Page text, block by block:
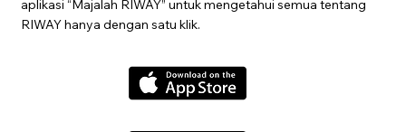
aplikasi “Majalah RIWAY” untuk mengetahui semua tentang
RIWAY hanya dengan satu klik.